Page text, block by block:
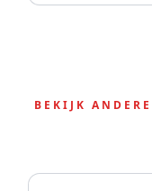
BEKIJK